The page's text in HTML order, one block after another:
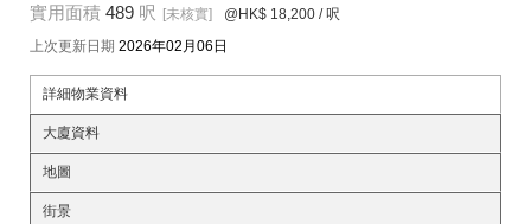
實用面積 489 呎 [未核實] @HK$ 18,200 / 呎
上次更新日期 2026年02月06日
詳細物業資料
大廈資料
地圖
街景